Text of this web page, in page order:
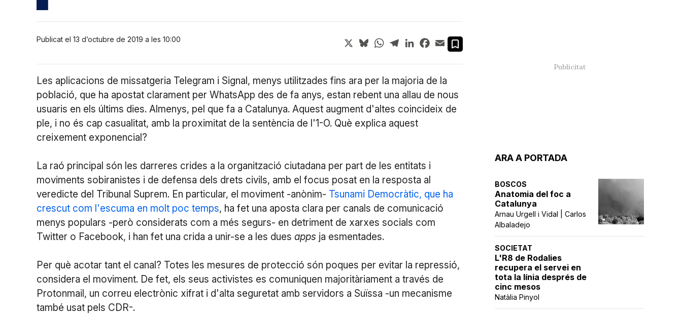
ARA A PORTADA
BOSCOS
Anatomia del foc a
Catalunya
Arnau Urgell i Vidal | Carlos
Albaladejo
SOCIETAT
L'R8 de Rodalies
recupera el servei en
tota la línia després de
cinc mesos
Natàlia Pinyol
Publicat el 13 d’octubre de 2019 a les 10:00 X BlueskyWhatsApp
TelegramLinkedInFacebook
Email
Les aplicacions de missatgeria Telegram i Signal, menys utilitzades fins ara per la majoria de la
població, que ha apostat clarament per WhatsApp des de fa anys, estan rebent una allau de nous
usuaris en els últims dies. Almenys, pel que fa a Catalunya. Aquest augment d'altes coincideix de
ple, i no és cap casualitat, amb la proximitat de la sentència de l'1-O. Què explica aquest
creixement exponencial?
La raó principal són les darreres crides a la organització ciutadana per part de les entitats i
moviments sobiranistes i de defensa dels drets civils, amb el focus posat en la resposta al
veredicte del Tribunal Suprem. En particular, el moviment -anònim- Tsunami Democràtic, que ha
crescut com l'escuma en molt poc temps, ha fet una aposta clara per canals de comunicació
menys populars -però considerats com a més segurs- en detriment de xarxes socials com
Twitter o Facebook, i han fet una crida a unir-se a les dues apps ja esmentades.
Per què acotar tant el canal? Totes les mesures de protecció són poques per evitar la repressió,
considera el moviment. De fet, els seus activistes es comuniquen majoritàriament a través de
Protonmail, un correu electrònic xifrat i d'alta seguretat amb servidors a Suïssa -un mecanisme
també usat pels CDR-.